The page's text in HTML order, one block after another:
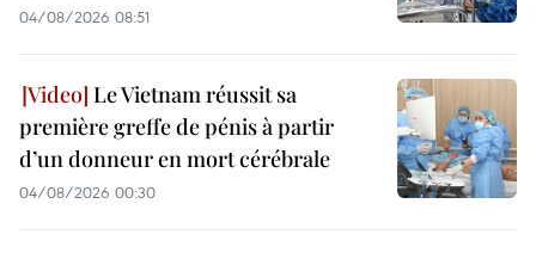
04/08/2026 08:51
Le Vietnam réussit sa
première greffe de pénis à partir
d’un donneur en mort cérébrale
04/08/2026 00:30